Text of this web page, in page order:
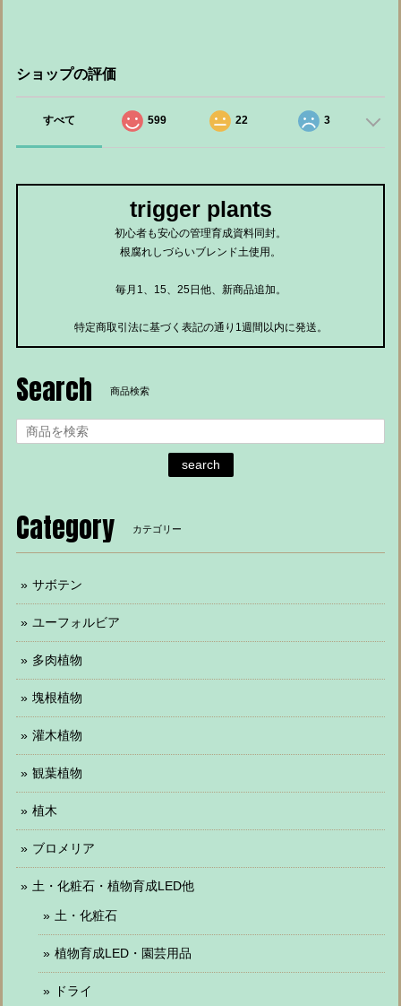
ショップの評価
すべて 599 22 3
trigger plants
初心者も安心の管理育成資料同封。
根腐れしづらいブレンド土使用。
毎月1、15、25日他、新商品追加。
特定商取引法に基づく表記の通り1週間以内に発送。
Search 商品検索
search
Category カテゴリー
サボテン
ユーフォルビア
多肉植物
塊根植物
灌木植物
観葉植物
植木
ブロメリア
土・化粧石・植物育成LED他
土・化粧石
植物育成LED・園芸用品
ドライ